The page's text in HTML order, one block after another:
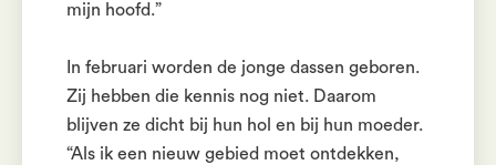
mijn hoofd.”
In februari worden de jonge dassen geboren.
Zij hebben die kennis nog niet. Daarom
blijven ze dicht bij hun hol en bij hun moeder.
“Als ik een nieuw gebied moet ontdekken,